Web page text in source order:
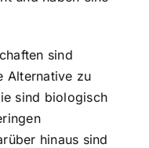
sind
Alternative zu
sind biologisch
hinaus sind